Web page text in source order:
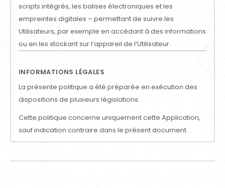
scripts intégrés, les balises électroniques et les
empreintes digitales – permettant de suivre les
Utilisateurs, par exemple en accédant à des informations
ou en les stockant sur l’appareil de l’Utilisateur.
INFORMATIONS LÉGALES
La présente politique a été préparée en exécution des
dispositions de plusieurs législations.
Cette politique concerne uniquement cette Application,
sauf indication contraire dans le présent document.